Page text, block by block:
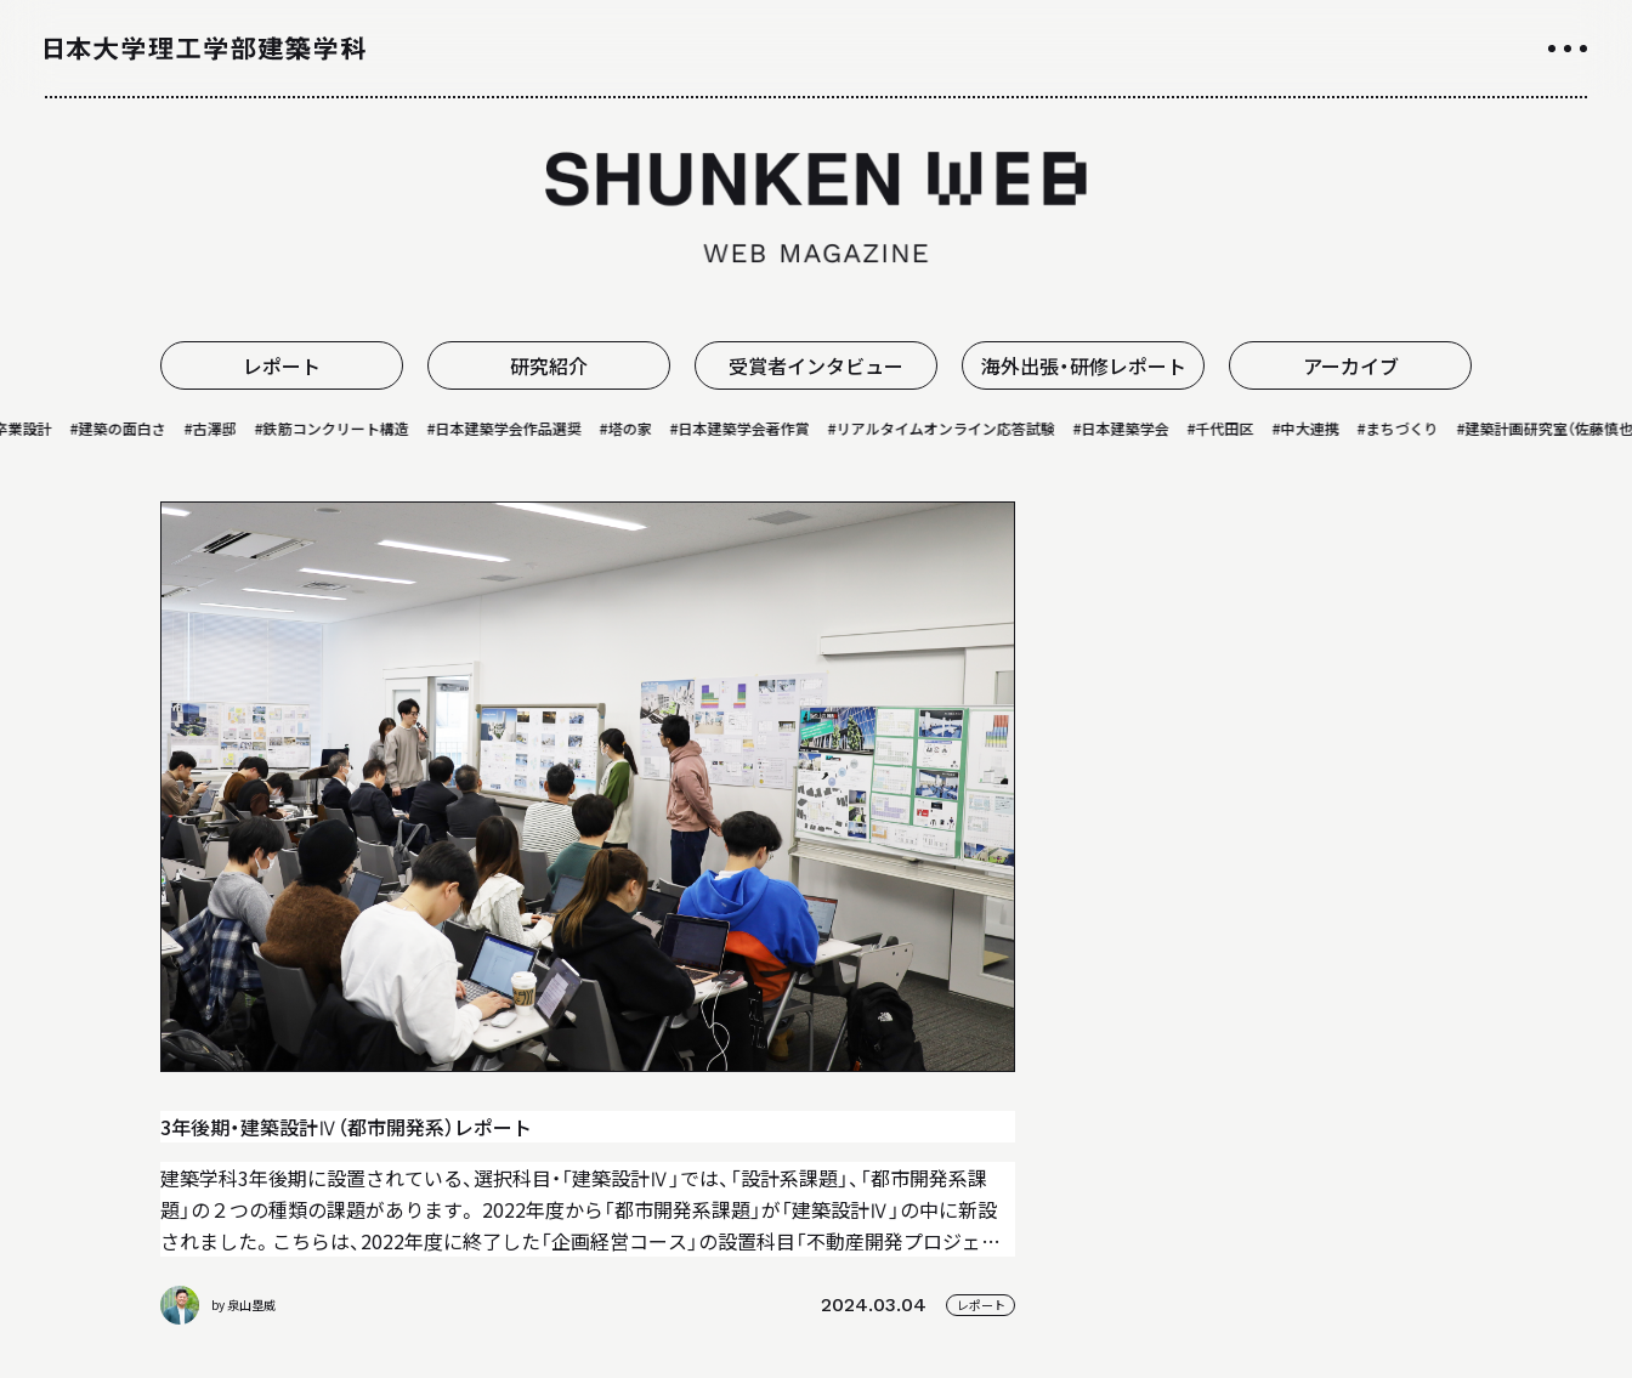
ALL ABOUT
日大理工学部建築学科のすべて
授業や取り組み
INFORMATION
インフォメーション
就職や進学について
入試情報
アクセス
WEB MAGAZINE
WEBマガジン「SHUNKEN WEB」
「駿建（1996 - 2021）」
AWARD
受賞歴
LINK
リンク
レポート 研究紹介 受賞者インタビュー 海外出張・研修レポート アーカイブ
計 #建築の面白さ #古澤邸 #鉄筋コンクリート構造 #日本建築学会作品選奨 #塔の家 #日本建築学会著作賞 #リアルタイムオンライン応答試験 #日本建築学会 #千代田区 #中大連携 #まちづくり #建築計画研究室（佐藤慎也・大
3年後期・建築設計Ⅳ（都市開発系）レポート
建築学科3年後期に設置されている、選択科目・「建築設計Ⅳ」では、「設計系課題」、「都市開発系課
題」の２つの種類の課題があります。 2022年度から「都市開発系課題」が「建築設計Ⅳ」の中に新設
されました。こちらは、2022年度に終了した「企画経営コース」の設置科目「不動産開発プロジェク
by 泉山塁威 2024.03.04 レポート